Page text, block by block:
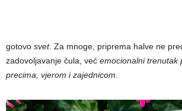
gotovo svet. Za mnoge, priprema halve ne
zadovoljavanje čula, već emocionalni trenutak
precima, vjerom i zajednicom